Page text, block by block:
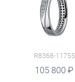
R8368-11755
105 800